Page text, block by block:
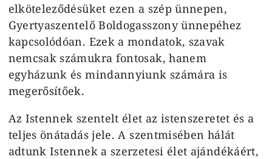
elköteleződésüket ezen a szép ünnepen,
Gyertyaszentelő Boldogasszony ünnepéhez
kapcsolódóan. Ezek a mondatok, szavak
nemcsak számukra fontosak, hanem
egyházunk és mindannyiunk számára is
megerősítőek.
Az Istennek szentelt élet az istenszeretet és a
teljes önátadás jele. A szentmisében hálát
adtunk Istennek a szerzetesi élet ajándékáért,